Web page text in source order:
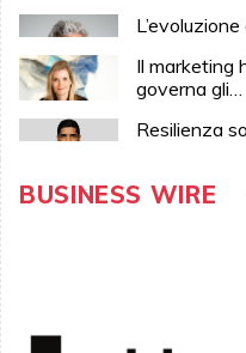
Il marketing
governa gli…
Resilienza
BUSINESS WIRE